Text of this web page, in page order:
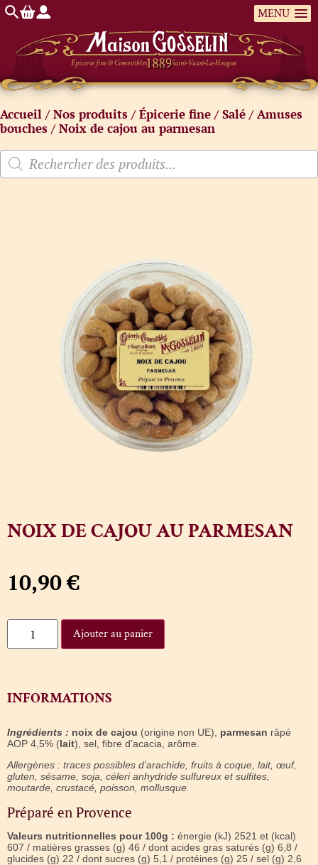
MENU
Épicerie fine & Comestibles Saint-Vaast-La-Hougue
Accueil /Nos produits /Épicerie fine /Salé /Amuses
bouches / Noix de cajou au parmesan
NOIX DE CAJOU AU PARMESAN
10,90€
Ajouter au panier
INFORMATIONS
Ingrédients : noix de cajou (origine non UE), parmesan râpé
AOP 4,5% (lait), sel, fibre d’acacia, arôme.
Allergènes : traces possibles d’arachide, fruits à coque, lait, œuf,
gluten, sésame, soja, céleri anhydride sulfureux et sulfites,
moutarde, crustacé, poisson, mollusque.
Préparé en Provence
Valeurs nutritionnelles pour 100g : énergie (kJ) 2521 et (kcal)
607 / matières grasses (g) 46 / dont acides gras saturés (g) 6,8 /
glucides (g) 22 / dont sucres (g) 5,1 / protéines (g) 25 / sel (g) 2,6